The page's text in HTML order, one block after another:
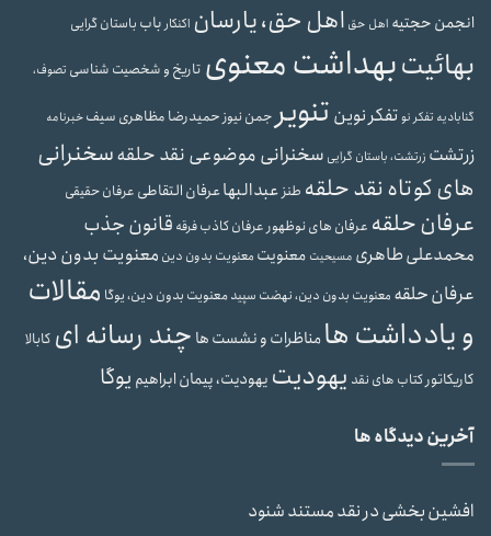
انجمن حجتیه اهل حق اهل حق، یارسان اکنکارباب باستان گرایی
بهائیتبهداشت معنوی تاریخ و شخصیت شناسی تصوف،
گنابادیه تفکر نوتفکر نوین تنویر جمن نیوزحمیدرضا مظاهری سیفخبرنامه
زرتشت زرتشت، باستان گرایی سخنرانی موضوعی نقد حلقهسخنرانی
های کوتاه نقد حلقه طنزعبدالبهاعرفان التقاطی عرفان حقیقی
عرفان حلقه عرفان های نوظهور عرفان کاذبفرقه قانون جذب
محمدعلی طاهری مسیحیت معنویت معنویت بدون دین معنویت بدون دین،
عرفان حلقه معنویت بدون دین، نهضت سپیدمعنویت بدون دین، یوگا مقالات
و یادداشت هامناظرات و نشست ها چند رسانه ای کابالا
کاریکاتور کتاب های نقد یهودیت یهودیت، پیمان ابراهیم یوگا
آخرین دیدگاه ها
افشین بخشیدرنقد مستند شنود